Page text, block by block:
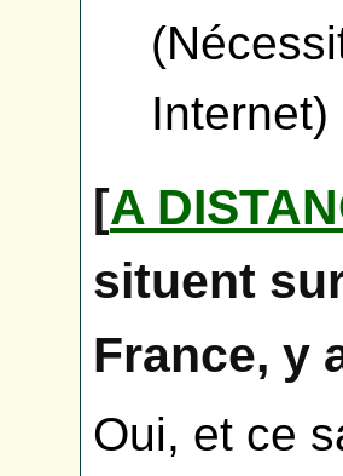
Internet)
[A
situent
France, y
Oui, et ce